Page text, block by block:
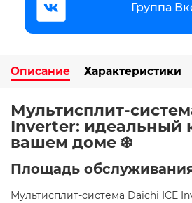
Группа
Описание Характеристики
Мультисплит-
Inverter: идеальный
вашем доме ❄️
Площадь
Мультисплит-система Daichi ICE